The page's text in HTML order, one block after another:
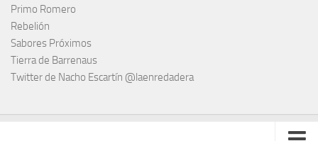
Primo Romero
Rebelión
Sabores Próximos
Tierra de Barrenaus
Twitter de Nacho Escartín @laenredadera